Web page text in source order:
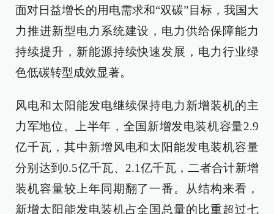
面对日益增长的用电需求和“双碳”目标，我国大
力推进新型电力系统建设，电力供给保障能力
持续提升，新能源持续快速发展，电力行业绿
色低碳转型成效显著。
风电和太阳能发电继续保持电力新增装机的主
力军地位。上半年，全国新增发电装机容量2.9
亿千瓦，其中新增风电和太阳能发电装机容量
分别达到0.5亿千瓦、2.1亿千瓦，二者合计新增
装机容量较上年同期翻了一番。从结构来看，
新增太阳能发电装机占全国总量的比重超过七